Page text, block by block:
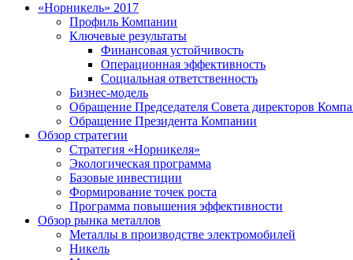
«Норникель» 2017
Профиль Компании
Ключевые результаты
Финансовая устойчивость
Операционная эффективность
Социальная ответственность
Бизнес-модель
Обращение Председателя Совета директоров
Обращение Президента Компании
Обзор стратегии
Стратегия «Норникеля»
Экологическая программа
Базовые инвестиции
Формирование точек роста
Программа повышения эффективности
Обзор рынка металлов
Металлы в производстве электромобилей
Никель